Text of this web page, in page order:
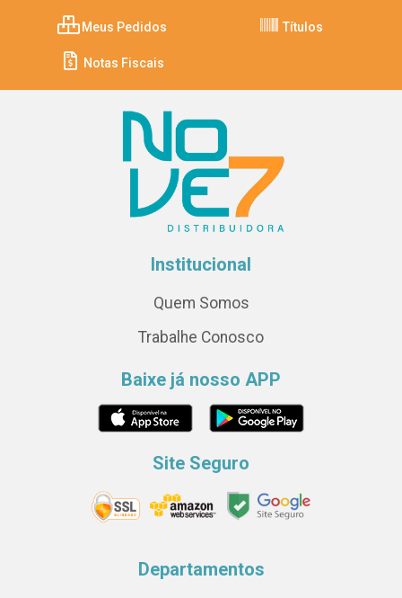
Meus Pedidos Títulos
Notas Fiscais
Institucional
Quem Somos
Trabalhe Conosco
Baixe já nosso APP
Site Seguro
Departamentos